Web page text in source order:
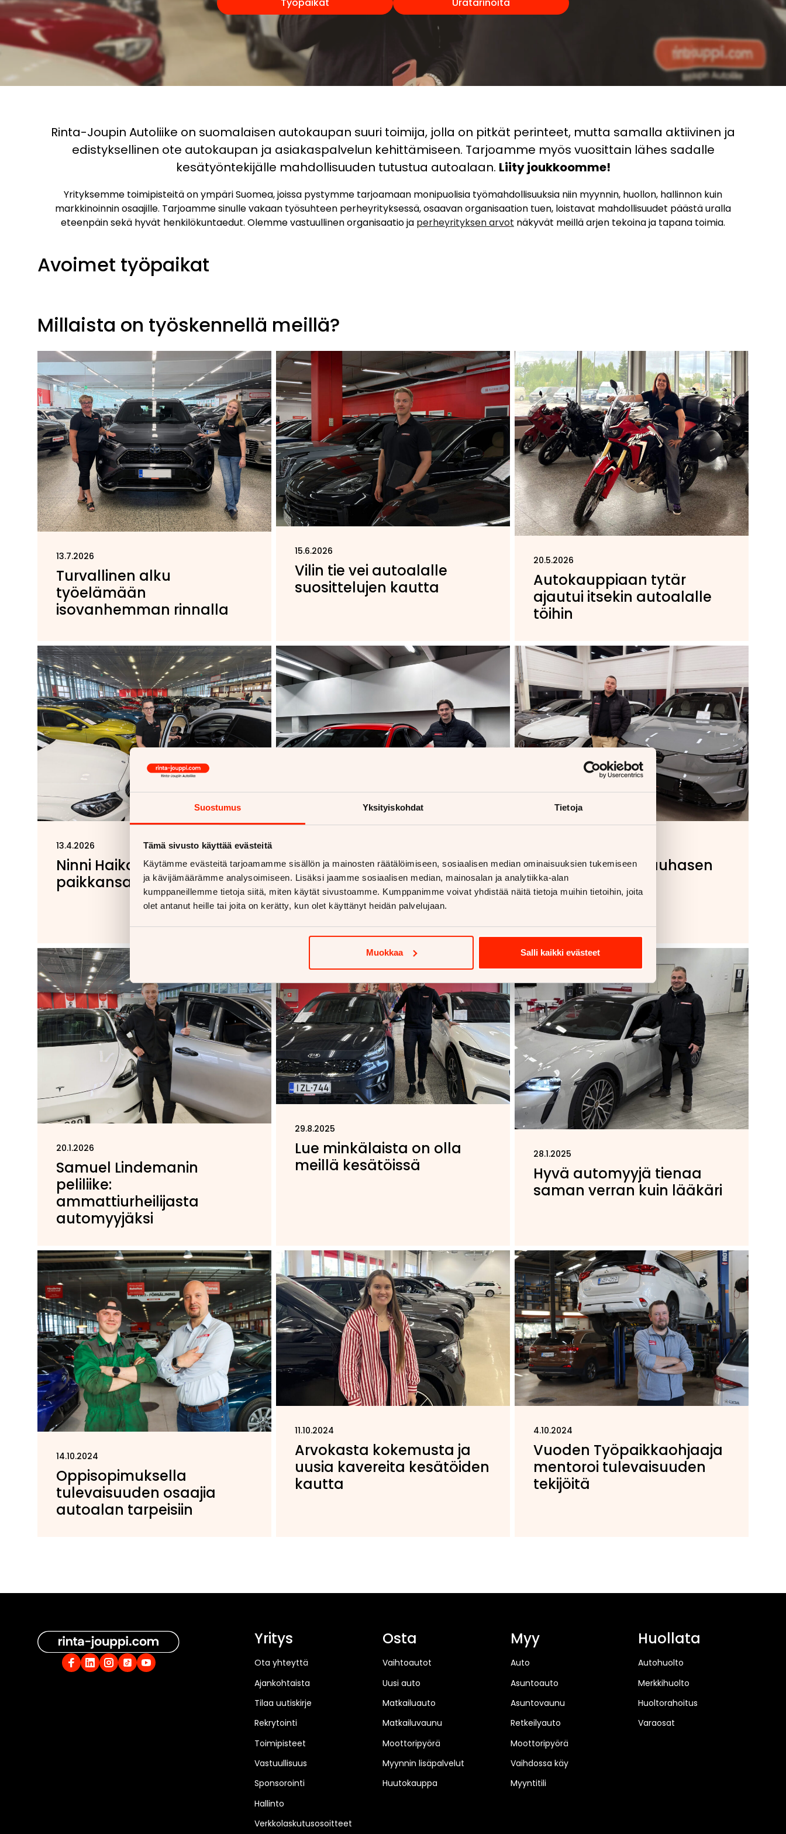
Suostumus Yksityiskohdat Tietoja
Tämä sivusto käyttää evästeitä
Käytämme evästeitä tarjoamamme sisällön ja mainosten räätälöimiseen, sosiaalisen median ominaisuuksien tukemiseen
ja kävijämäärämme analysoimiseen. Lisäksi jaamme sosiaalisen median, mainosalan ja analytiikka-alan
kumppaneillemme tietoja siitä, miten käytät sivustoamme. Kumppanimme voivat yhdistää näitä tietoja muihin tietoihin, joita
olet antanut heille tai joita on kerätty, kun olet käyttänyt heidän palvelujaan.
Muokkaa Salli kaikki evästeet
Rinta-Joupin Autoliike on suomalaisen autokaupan suuri toimija, jolla on pitkät perinteet, mutta samalla aktiivinen ja
edistyksellinen ote autokaupan ja asiakaspalvelun kehittämiseen. Tarjoamme myös vuosittain lähes sadalle
kesätyöntekijälle mahdollisuuden tutustua autoalaan. Liity joukkoomme!
Yrityksemme toimipisteitä on ympäri Suomea, joissa pystymme tarjoamaan monipuolisia työmahdollisuuksia niin myynnin, huollon, hallinnon kuin
markkinoinnin osaajille. Tarjoamme sinulle vakaan työsuhteen perheyrityksessä, osaavan organisaation tuen, loistavat mahdollisuudet päästä uralla
eteenpäin sekä hyvät henkilökuntaedut. Olemme vastuullinen organisaatio ja perheyrityksen arvot näkyvät meillä arjen tekoina ja tapana toimia.
Avoimet työpaikat
Millaista on työskennellä meillä?
13.7.2026
Turvallinen alku
työelämään
isovanhemman rinnalla
15.6.2026
Vilin tie vei autoalalle
suosittelujen kautta
20.5.2026
Autokauppiaan tytär
ajautui itsekin autoalalle
töihin
13.4.2026
Ninni Haikonen löysi
paikkansa autoalalta
Automyyjien
parhaimmistoon alle
vuodessa: ”En tykkää
epäonnistua”
Artisti Tuomas Kauhasen
uudet sävelet
automyyjänä
20.1.2026
Samuel Lindemanin
peliliike:
ammattiurheilijasta
automyyjäksi
29.8.2025
Lue minkälaista on olla
meillä kesätöissä
28.1.2025
Hyvä automyyjä tienaa
saman verran kuin lääkäri
14.10.2024
Oppisopimuksella
tulevaisuuden osaajia
autoalan tarpeisiin
11.10.2024
Arvokasta kokemusta ja
uusia kavereita kesätöiden
kautta
4.10.2024
Vuoden Työpaikkaohjaaja
mentoroi tulevaisuuden
tekijöitä
Yritys
Ota yhteyttä
Ajankohtaista
Tilaa uutiskirje
Rekrytointi
Toimipisteet
Vastuullisuus
Sponsorointi
Hallinto
Verkkolaskutusosoitteet
Osta
Vaihtoautot
Uusi auto
Matkailuauto
Matkailuvaunu
Moottoripyörä
Myynnin lisäpalvelut
Huutokauppa
Myy
Auto
Asuntoauto
Asuntovaunu
Retkeilyauto
Moottoripyörä
Vaihdossa käy
Myyntitili
Huollata
Autohuolto
Merkkihuolto
Huoltorahoitus
Varaosat